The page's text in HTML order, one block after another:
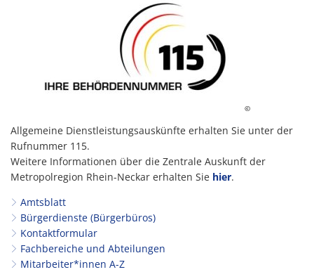
©
Allgemeine Dienstleistungsauskünfte erhalten Sie unter der
Rufnummer 115.
Weitere Informationen über die Zentrale Auskunft der
Metropolregion Rhein-Neckar erhalten Sie hier.
Amtsblatt
Bürgerdienste (Bürgerbüros)
Kontaktformular
Fachbereiche und Abteilungen
Mitarbeiter*innen A-Z